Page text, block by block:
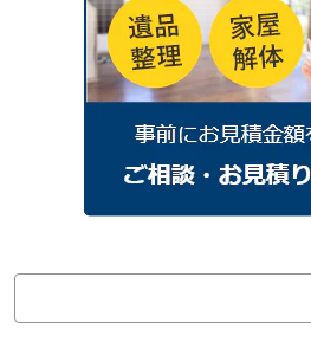
2024年9月
2024年8月
2024年6月
2024年4月
2024年2月
2024年1月
2023年7月 2023年4月
2023年2月
2023年1月
2022年
検
索